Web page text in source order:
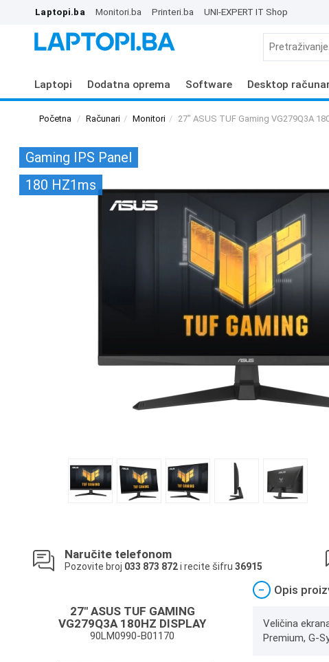
Laptopi.ba Monitori.ba Printeri.ba UNI-EXPERT IT Shop
Laptopi Dodatna oprema Software Desktop
Početna Računari Monitori 27" ASUS TUF Gaming VG279Q3A
Gaming IPS Panel
180 HZ1ms
Naručite telefonom
Pozovite broj 033 873 872i recite šifru 36915
27" ASUS TUF GAMING
VG279Q3A 180HZ DISPLAY
90LM0990-B01170
− Opis
Veličina
Premium, G-